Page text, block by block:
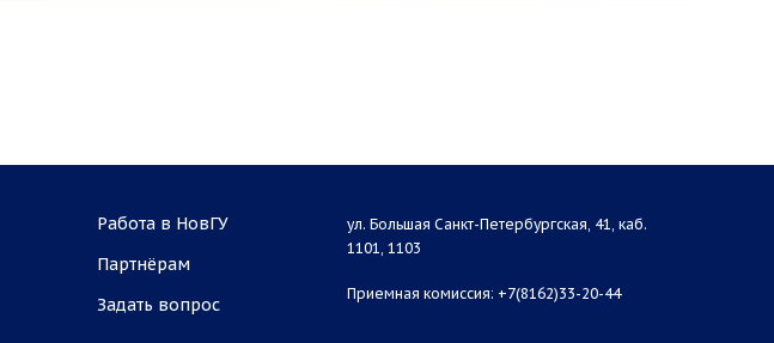
Работа в НовГУ
Партнёрам
Задать вопрос
ул. Большая Санкт-Петербургская, 41, каб.
1101, 1103
Приемная комиссия: +7(8162)33-20-44